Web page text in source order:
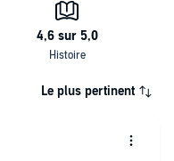
Le plus pertinent